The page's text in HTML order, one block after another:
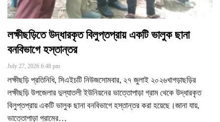
লক্ষীছড়িতে উদ্ধারকৃত বিলুপ্তপ্রায় একটি ভালুক ছানা
বনবিভাগে হস্তান্তর
July 27, 2026 6:48 pm
লক্ষীছড়ি প্রতিনিধি, সিএইচটি নিউজসোমবার, ২৭ জুলাই ২০২৬খাগড়াছড়ির
লক্ষীছড়ি উপজেলার দুল্যাতলী ইউনিয়নের ভাত্তোপাড়া গ্রাম থেকে উদ্ধারকৃত
বিলুপ্তপ্রায় একটি ভালুক ছানা বনবিভাগে হস্তান্তর করা হয়েছে।জানা যায়,
ভাত্তোপাড়া গ্রামের…